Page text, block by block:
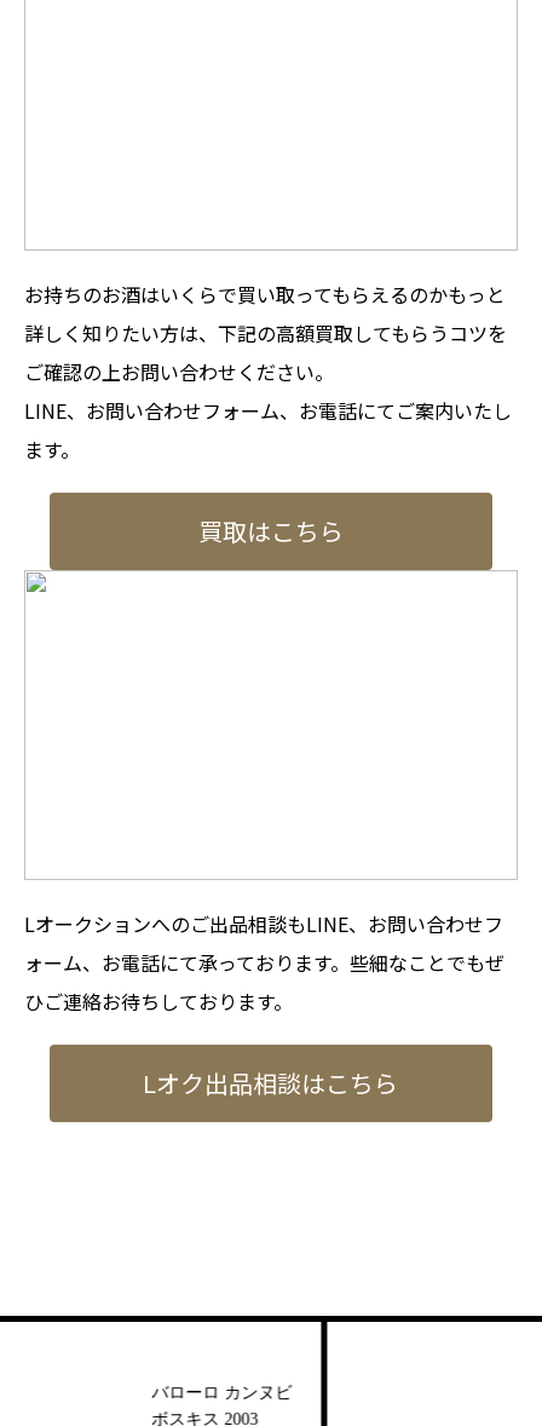
お持ちのお酒はいくらで買い取ってもらえるのかもっと
詳しく知りたい方は、下記の高額買取してもらうコツを
ご確認の上お問い合わせください。
LINE、お問い合わせフォーム、お電話にてご案内いたし
ます。
買取はこちら
Lオークションへのご出品相談もLINE、お問い合わせフ
ォーム、お電話にて承っております。些細なことでもぜ
ひご連絡お待ちしております。
Lオク出品相談はこちら
バローロ カンヌビ
ボスキス 2003